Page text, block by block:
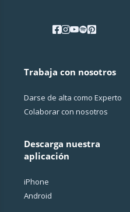
Trabaja con nosotros
Darse de alta como Experto
Colaborar con nosotros
Descarga nuestra
aplicación
iPhone
Android